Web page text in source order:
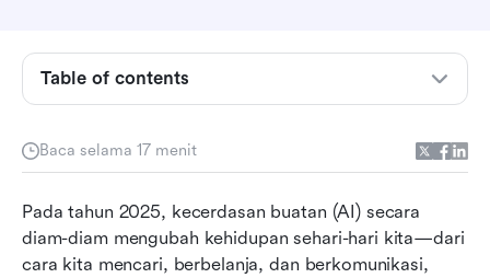
Baca selama 17 menit
Pada tahun 2025, kecerdasan buatan (AI) secara
diam-diam mengubah kehidupan sehari-hari kita—dari
cara kita mencari, berbelanja, dan berkomunikasi,
Table of contents
Apa yang membuat aplikasi pencatat AI yang
Ringkasan aplikasi pencatat AI terbaik
5 aplikasi pencatat AI teratas di tahun 2026